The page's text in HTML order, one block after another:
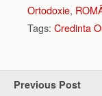
Ortodoxie,
Tags: Credinta
Previous Post